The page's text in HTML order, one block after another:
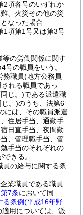
2項各号のいずれか
、火災その他の災
なった場合
1項第1号又は第3号
等の労働関係に関す
号の職員をいう。
務職員(地方公務員
れる職員であっ
じ。)である派遣職
じ。)のうち、法第6
には、その職員派遣
住居手当、通勤手
日直手当、夜間勤
、管理職手当、管
手当のそれぞれの
きる。
員の給与に関する条
業職員である職員
第7条において同
る条例(平成16年野
適用については、派